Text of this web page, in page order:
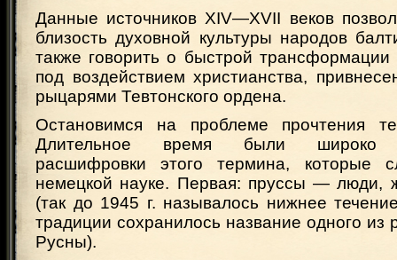
Данные источников XIV—XVII веков
близость духовной культуры народов
также говорить о быстрой трансформации
под воздействием христианства,
рыцарями Тевтонского ордена.
Остановимся на проблеме прочтения
Длительное время были широко
расшифровки этого термина, которые
немецкой науке. Первая: пруссы — люди,
(так до 1945 г. называлось нижнее
традиции сохранилось название одного
Русны).